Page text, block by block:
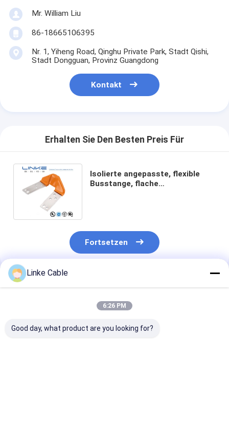
Mr. William Liu
86-18665106395
Nr. 1, Yiheng Road, Qinghu Private Park, Stadt Qishi,
Stadt Dongguan, Provinz Guangdong
Kontakt
Erhalten Sie Den Besten Preis Für
Isolierte angepasste, flexible
Busstange, flache
Fortsetzen
Empfohlene Produkte
Linke Cable
6:26 PM
Good day, what product are you looking for?